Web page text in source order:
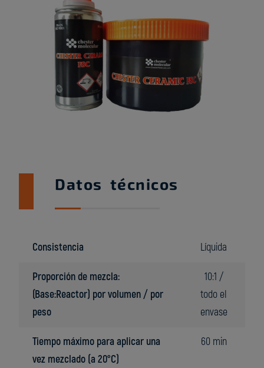
Datos técnicos
Consistencia Líquida
Proporción de mezcla:
(Base:Reactor) por volumen / por
peso
10:1 /
todo el
envase
Tiempo máximo para aplicar una
vez mezclado (a 20°C)
60 min